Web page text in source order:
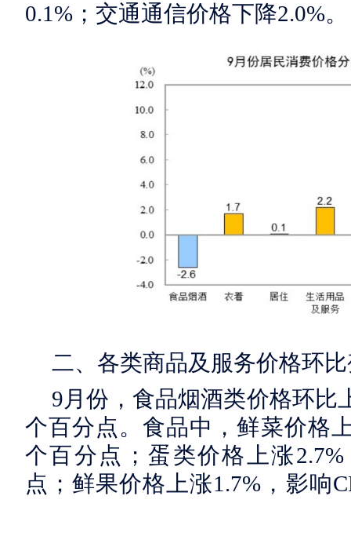
0.1%；交通通信价格下降2.0%。
二、各类商品及服务价格环
9月份，食品烟酒类价格环比
个百分点。食品中，鲜菜价格
个百分点；蛋类价格上涨
点；鲜果价格上涨1.7%，影响